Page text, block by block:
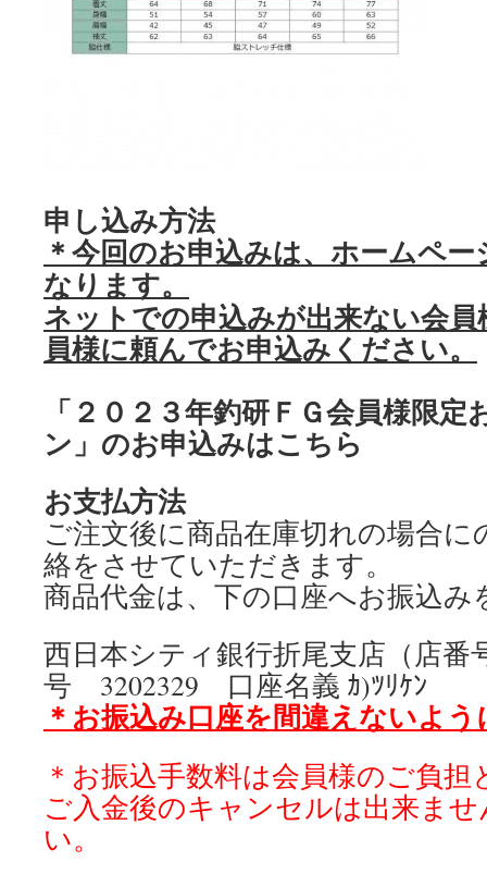
申し込み方法
＊今回のお申込みは、ホームペ
なります。
ネットでの申込みが出来ない会
員様に頼んでお申込みください。
「２０２３年釣研ＦＧ会員様限
ン」のお申込みはこちら
お支払方法
ご注文後に商品在庫切れの場合
絡をさせていただきます。
商品代金は、下の口座へお振込
西日本シティ銀行折尾支店（店
号 3202329 口座名義 ｶ)ﾂﾘｹﾝ
＊お振込み口座を間違えないよ
＊お振込手数料は会員様のご負
ご入金後のキャンセルは出来ま
い。